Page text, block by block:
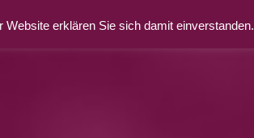
erklären Sie sich damit einverstanden.